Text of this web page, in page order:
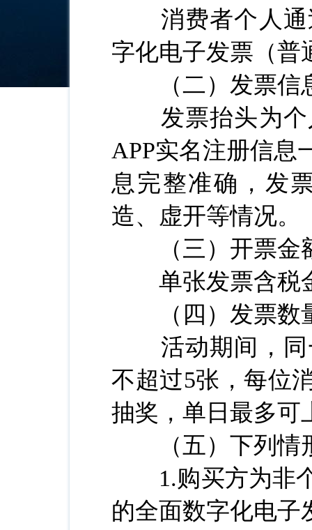
消费者个人通
字化电子发票（普
（二）发票信
发票抬头为个
APP实名注册信息
息完整准确，发
造、虚开等情况。
（三）开票金
单张发票含税
（四）发票数
活动期间，同
不超过5张，每位
抽奖，单日最多可
（五）下列情
1.购买方为非个
的全面数字化电子